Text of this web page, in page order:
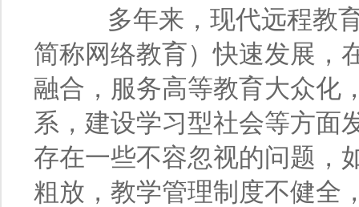
多年来，现代远程教育
简称网络教育）快速发展，
融合，服务高等教育大众化
系，建设学习型社会等方面
存在一些不容忽视的问题，
粗放，教学管理制度不健全